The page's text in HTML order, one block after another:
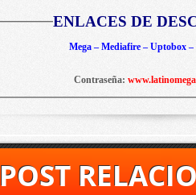
ENLACES DE
Mega – Mediafire – Uptobox –
Contraseña:
POST